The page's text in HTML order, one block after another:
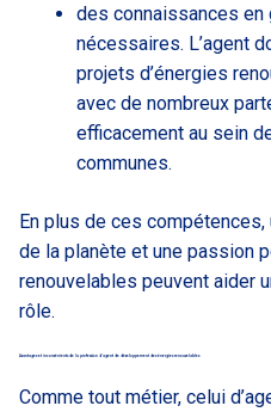
des connaissances
nécessaires. L’agent
projets d’énergies
avec de nombreux
efficacement au sein
communes.
En plus de ces
de la planète et une passion
renouvelables peuvent aider
rôle.
Avantages et inconvénients de la profession d’agent de développement des énergies renouvelables
Comme tout métier, celui